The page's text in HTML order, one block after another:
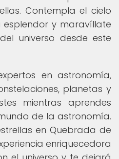
Contempla el cielo
y maravíllate
universo desde este
en astronomía,
planetas y
mientras aprendes
de la astronomía.
en Quebrada de
enriquecedora